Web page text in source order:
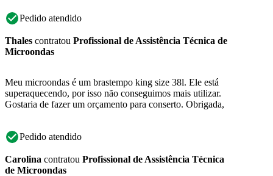
Pedido atendido
Thales contratou Profissional de Assistência Técnica de
Microondas
Meu microondas é um brastempo king size 38l. Ele está
superaquecendo, por isso não conseguimos mais utilizar.
Gostaria de fazer um orçamento para conserto. Obrigada,
Pedido atendido
Carolina contratou Profissional de Assistência Técnica
de Microondas